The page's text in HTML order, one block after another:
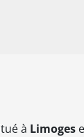
à Limoges